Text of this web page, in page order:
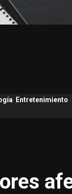
Entretenimiento